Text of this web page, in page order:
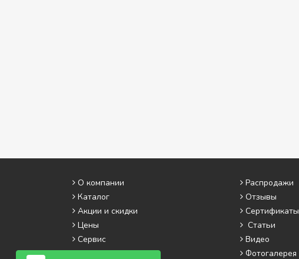
О компании
Каталог
Акции и скидки
Цены
Сервис
Адреса салонов
Распродажи
Отзывы
Сертификаты
Статьи
Видео
Фотогалерея